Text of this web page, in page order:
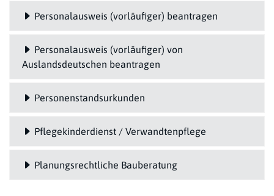
Personalausweis (vorläufiger) beantragen
Personalausweis (vorläufiger) von
Auslandsdeutschen beantragen
Personenstandsurkunden
Pflegekinderdienst / Verwandtenpflege
Planungsrechtliche Bauberatung